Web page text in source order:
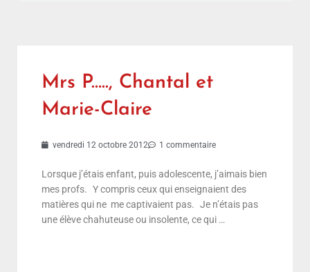
Mrs P….., Chantal et
Marie-Claire
vendredi 12 octobre 2012 1 commentaire
Lorsque j’étais enfant, puis adolescente, j’aimais bien
mes profs. Y compris ceux qui enseignaient des
matières qui ne me captivaient pas. Je n’étais pas
une élève chahuteuse ou insolente, ce qui …